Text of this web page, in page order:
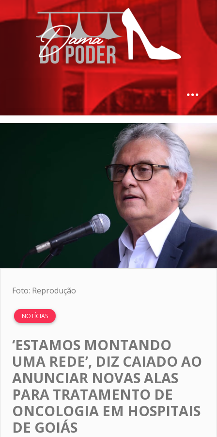
Foto: Reprodução
NOTÍCIAS
‘ESTAMOS MONTANDO
UMA REDE’, DIZ CAIADO AO
ANUNCIAR NOVAS ALAS
PARA TRATAMENTO DE
ONCOLOGIA EM HOSPITAIS
DE GOIÁS